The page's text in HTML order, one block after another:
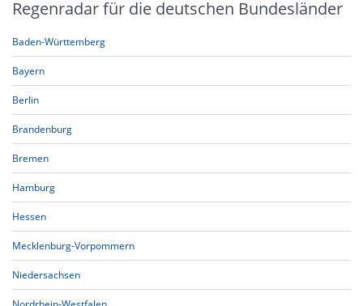
Regenradar für die deutschen Bundesländer
Baden-Württemberg
Bayern
Berlin
Brandenburg
Bremen
Hamburg
Hessen
Mecklenburg-Vorpommern
Niedersachsen